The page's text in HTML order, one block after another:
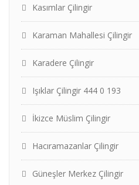
Kasımlar Çilingir
Karaman Mahallesi Çilingir
Karadere Çilingir
Işıklar Çilingir 444 0 193
İkizce Müslim Çilingir
Hacıramazanlar Çilingir
Güneşler Merkez Çilingir